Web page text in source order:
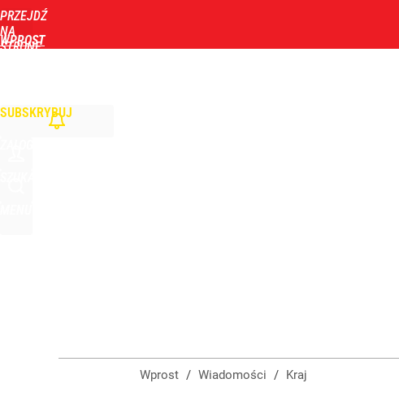
PRZEJDŹ
NA
STRONĘ
WPROST
SUBSKRYBUJ
Wprost / Wiadomości / Kraj